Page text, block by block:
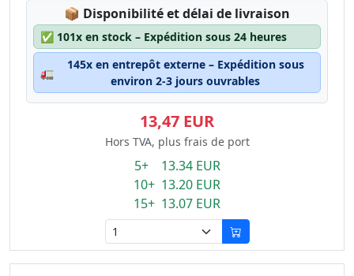
📦 Lagerstatus:
Disponibilité et délai de livraison
✅ 101x en stock – Expédition sous 24 heures
🚛
145x en entrepôt externe – Expédition sous
environ 2-3 jours ouvrables
13,47 EUR
Hors TVA, plus frais de port
5+ 13.34 EUR
10+ 13.20 EUR
15+ 13.07 EUR